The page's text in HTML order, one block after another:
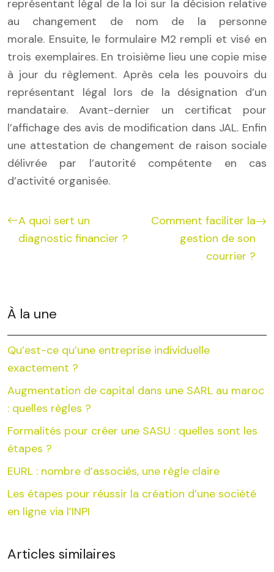
représentant légal de la loi sur la décision relative
au changement de nom de la personne
morale. Ensuite, le formulaire M2 rempli et visé en
trois exemplaires. En troisième lieu une copie mise
à jour du règlement. Après cela les pouvoirs du
représentant légal lors de la désignation d’un
mandataire. Avant-dernier un certificat pour
l’affichage des avis de modification dans JAL. Enfin
une attestation de changement de raison sociale
délivrée par l’autorité compétente en cas
d’activité organisée.
A quoi sert un
diagnostic financier ?
Comment faciliter la
gestion de son
courrier ?
À la une
Qu’est-ce qu’une entreprise individuelle
exactement ?
Augmentation de capital dans une SARL au maroc
: quelles règles ?
Formalités pour créer une SASU : quelles sont les
étapes ?
EURL : nombre d’associés, une règle claire
Les étapes pour réussir la création d’une société
en ligne via l’INPI
Articles similaires